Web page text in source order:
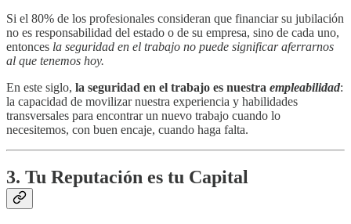
Si el 80% de los profesionales consideran que financiar su jubilación
no es responsabilidad del estado o de su empresa, sino de cada uno,
entonces la seguridad en el trabajo no puede significar aferrarnos
al que tenemos hoy.
En este siglo, la seguridad en el trabajo es nuestra empleabilidad:
la capacidad de movilizar nuestra experiencia y habilidades
transversales para encontrar un nuevo trabajo cuando lo
necesitemos, con buen encaje, cuando haga falta.
3. Tu Reputación es tu Capital